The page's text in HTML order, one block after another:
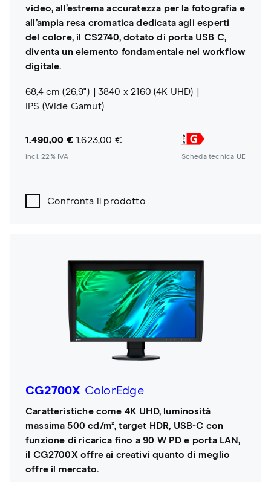
video, all’estrema accuratezza per la fotografia e
all’ampia resa cromatica dedicata agli esperti
del colore, il CS2740, dotato di porta USB C,
diventa un elemento fondamentale nel workflow
digitale.
68,4 cm (26,9")
3840 x 2160 (4K UHD)
IPS (Wide Gamut)
1.490,00 € 1.623,00 €
incl. 22% IVA Scheda tecnica UE
Confronta il prodotto
CG2700X ColorEdge
Caratteristiche come 4K UHD, luminosità
massima 500 cd/m², target HDR, USB-C con
funzione di ricarica fino a 90 W PD e porta LAN,
il CG2700X offre ai creativi quanto di meglio
offre il mercato.